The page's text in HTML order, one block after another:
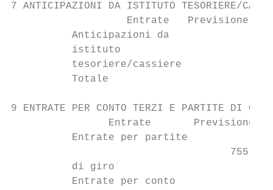
7 ANTICIPAZIONI DA ISTITUTO TESORIERE/
Entrate   Previsione
          Anticipazioni da
istituto
          tesoriere/cassiere
Totale
9 ENTRATE PER CONTO TERZI E PARTITE DI GIRO
Entrate       Previsione
          Entrate per partite
          di giro
          Entrate per conto